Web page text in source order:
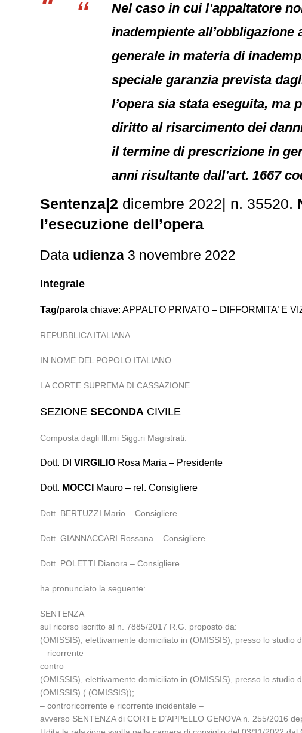
Nel caso in cui l’appaltatore
inadempiente
generale in materia di
speciale garanzia prevista
l’opera sia stata eseguita,
diritto al risarcimento dei
il termine di prescrizione in
anni risultante dall’art. 1667
Sentenza|2 dicembre 2022| n. 35520.
l’esecuzione dell’opera
Data udienza 3 novembre 2022
Integrale
Tag/parola chiave: APPALTO PRIVATO – DIFFORMITA’ E
REPUBBLICA ITALIANA
IN NOME DEL POPOLO ITALIANO
LA CORTE SUPREMA DI CASSAZIONE
SEZIONESECONDA CIVILE
Composta dagli Ill.mi Sigg.ri Magistrati:
Dott. DIVIRGILIO Rosa Maria – Presidente
Dott. MOCCI Mauro – rel. Consigliere
Dott. BERTUZZI Mario – Consigliere
Dott. GIANNACCARI Rossana – Consigliere
Dott. POLETTI Dianora – Consigliere
ha pronunciato la seguente:
SENTENZA
sul ricorso iscritto al n. 7885/2017 R.G. proposto da:
(OMISSIS), elettivamente domiciliato in (OMISSIS), presso lo studio
– ricorrente –
contro
(OMISSIS), elettivamente domiciliato in (OMISSIS), presso lo studio
(OMISSIS) ( (OMISSIS));
– controricorrente e ricorrente incidentale –
avverso SENTENZA di CORTE D’APPELLO GENOVA n. 255/2016